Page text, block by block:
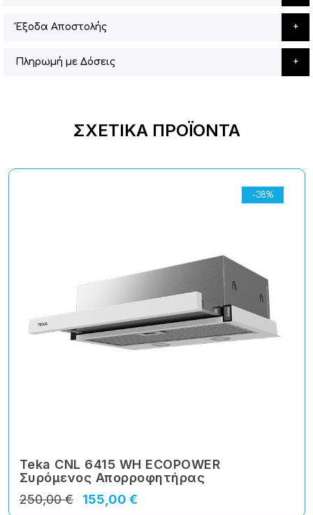
Έξοδα Αποστολής
Πληρωμή με Δόσεις
ΣΧΕΤΙΚΆ ΠΡΟΪΌΝΤΑ
-38%
Teka CNL 6415 WH ECOPOWER
Συρόμενος Απορροφητήρας
155,00 €
250,00 €